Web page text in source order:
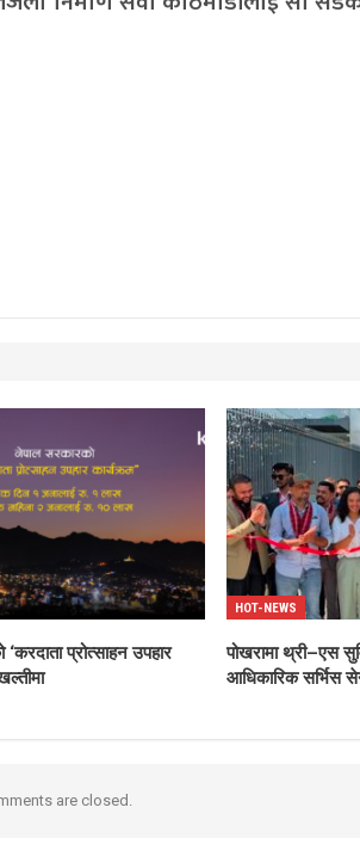
प्रोत्साहन उपहार
HOT-NEWS
पोखरामा थ्री–एस
आधिकारिक सर्भिस
are closed.